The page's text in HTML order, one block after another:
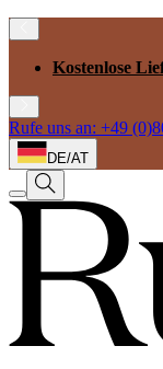
Kostenlose
Rufe uns an: +49
DE/AT